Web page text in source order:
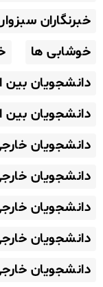
خبرنگاران سبزوار
خوشابی ها
دانشجویان بین
دانشجویان بین
دانشجویان
دانشجویان
دانشجویان
دانشجویان
دانشجویان